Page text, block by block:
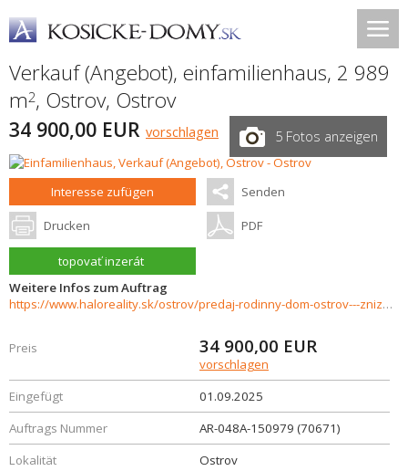
Verkauf (Angebot), einfamilienhaus, 2 989
m2, Ostrov, Ostrov
34 900,00 EUR vorschlagen 5 Fotos anzeigen
Interesse zufügen Senden
Drucken PDF
topovať inzerát
Weitere Infos zum Auftrag
https://www.haloreality.sk/ostrov/predaj-rodinny-dom-ostrov---znizena-cena---exkluzivne-halo-reality/70671
Preis 34 900,00 EUR
vorschlagen
Eingefügt
01.09.2025
Auftrags Nummer
AR-048A-150979 (70671)
Lokalität
Ostrov